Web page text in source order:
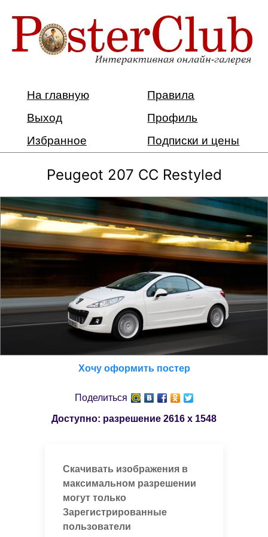
На главную
Правила
Выход
Профиль
Избранное
Подписки и цены
Peugeot 207 CC Restyled
Хочу оформить постер
Поделиться
Доступно: разрешение 2616 x 1548
Скачивать изображения в
максимальном разрешении
могут только
Зарегистрированные
пользователи